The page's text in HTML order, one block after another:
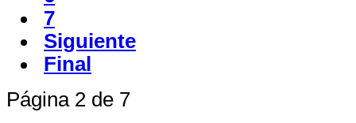
7
Siguiente
Final
Página 2 de 7